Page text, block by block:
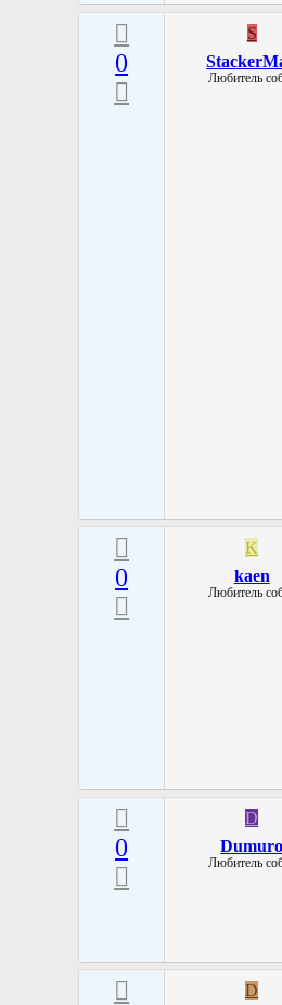
0
S
Любитель
0
K
kaen
Любитель
0
D
Dumuro
Любитель
D